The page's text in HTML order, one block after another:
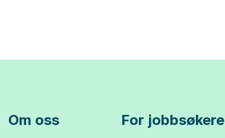
Om oss For jobbsøkere